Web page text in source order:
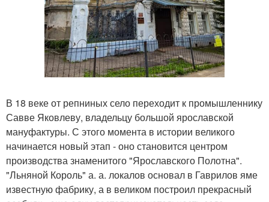
В 18 веке от репниных село переходит к промышленнику
Савве Яковлеву, владельцу большой ярославской
мануфактуры. С этого момента в истории великого
начинается новый этап - оно становится центром
производства знаменитого "Ярославского Полотна".
"Льняной Король" а. а. локалов основал в Гаврилов яме
известную фабрику, а в великом построил прекрасный